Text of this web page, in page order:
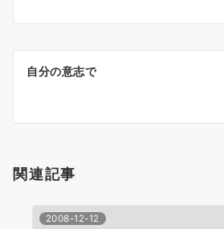
ゲ
シ
ン
自分の意志で
関連記事
2008-12-12